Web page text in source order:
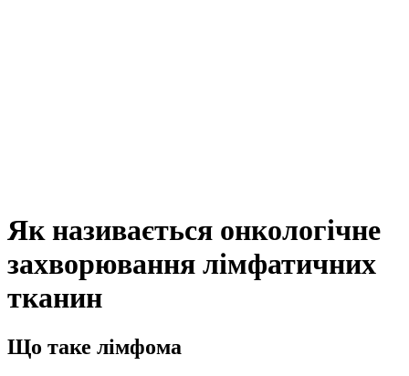
Як називається онкологічне
захворювання лімфатичних
тканин
Що таке лімфома